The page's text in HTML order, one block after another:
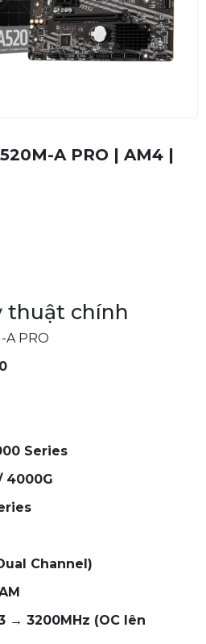
A PRO | AM4 |
thuật chính
A PRO
Series
4000G
Channel)
→ 3200MHz (OC lên